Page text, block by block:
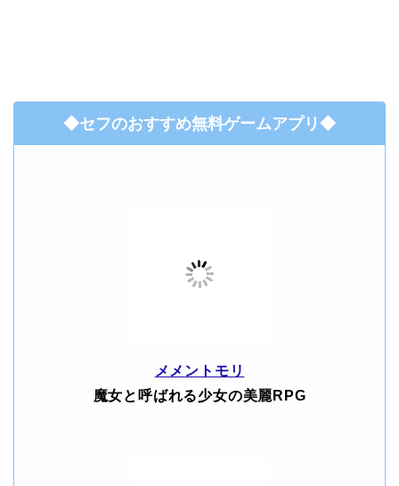
◆セフのおすすめ無料ゲームアプリ◆
メメントモリ
魔女と呼ばれる少女の美麗RPG